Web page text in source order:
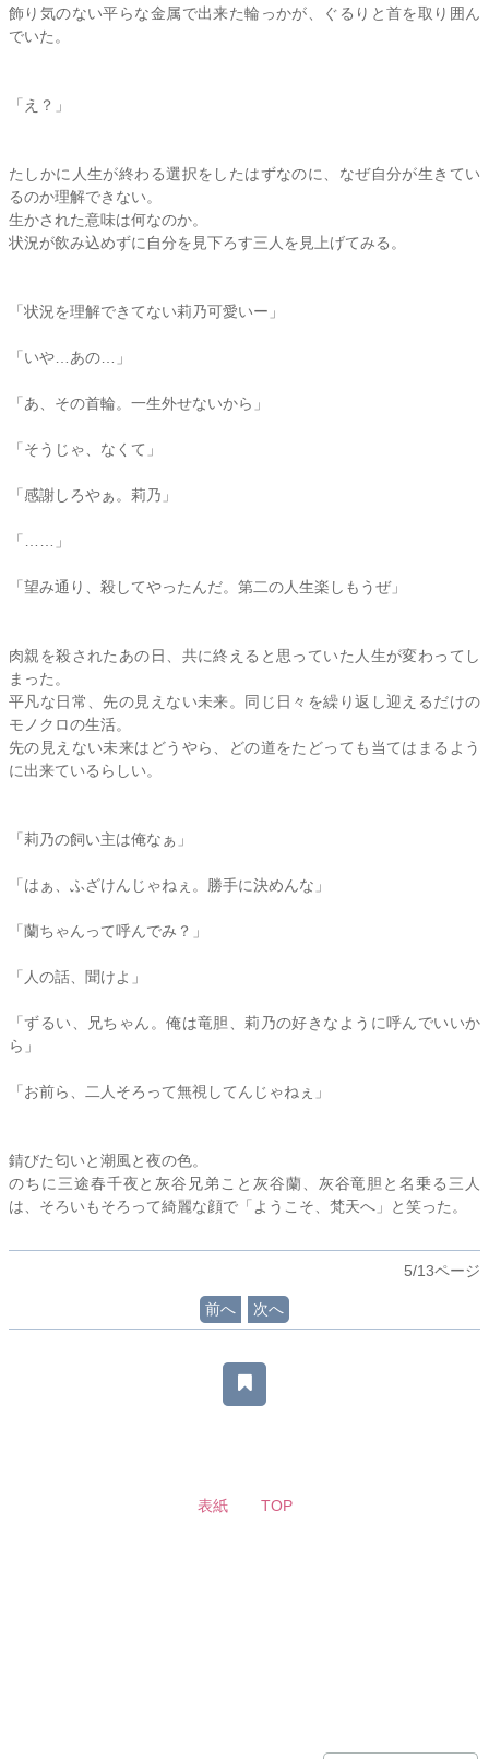
飾り気のない平らな金属で出来た輪っかが、ぐるりと首を取り囲ん
でいた。
「え？」
たしかに人生が終わる選択をしたはずなのに、なぜ自分が生きてい
るのか理解できない。
生かされた意味は何なのか。
状況が飲み込めずに自分を見下ろす三人を見上げてみる。
「状況を理解できてない莉乃可愛いー」
「いや…あの…」
「あ、その首輪。一生外せないから」
「そうじゃ、なくて」
「感謝しろやぁ。 莉乃 」
「……」
「望み通り、殺してやったんだ。第二の人生楽しもうぜ」
肉親を殺されたあの日、共に終えると思っていた人生が変わってし
まった。
平凡な日常、先の見えない未来。同じ日々を繰り返し迎えるだけの
モノクロの生活。
先の見えない未来はどうやら、どの道をたどっても当てはまるよう
に出来ているらしい。
「 莉乃の飼い主は俺なぁ」
「はぁ、ふざけんじゃねぇ。勝手に決めんな」
「蘭ちゃんって呼んでみ？」
「人の話、聞けよ」
「ずるい、兄ちゃん。俺は竜胆、 莉乃の好きなように呼んでいいか
ら」
「お前ら、二人そろって無視してんじゃねぇ」
錆びた匂いと潮風と夜の色。
のちに三途春千夜と灰谷兄弟こと灰谷蘭、灰谷竜胆と名乗る三人
は、そろいもそろって綺麗な顔で「ようこそ、梵天へ」と笑った。
5/13ページ
前へ 次へ
表紙 TOP